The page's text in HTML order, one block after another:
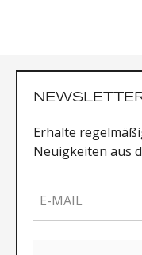
Erhalte
Neuigkeiten aus
E-MAIL